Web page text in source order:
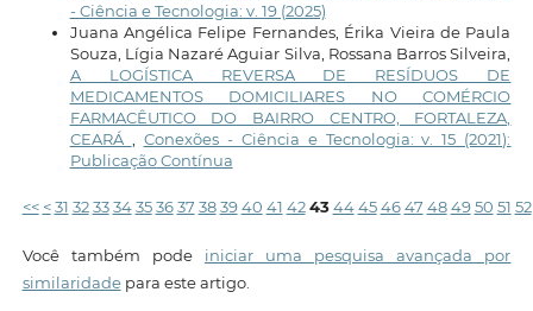
- Ciência e Tecnologia: v. 19 (2025)
Juana Angélica Felipe Fernandes, Érika Vieira de Paula
Souza, Lígia Nazaré Aguiar Silva, Rossana Barros Silveira,
A LOGÍSTICA REVERSA DE RESÍDUOS DE
MEDICAMENTOS DOMICILIARES NO COMÉRCIO
FARMACÊUTICO DO BAIRRO CENTRO, FORTALEZA,
CEARÁ
Conexões - Ciência e Tecnologia: v. 15 (2021):
Publicação Contínua
<< < 31 32 33 34 35 36 37 38 39 40 41 42 43 44 45 46 47 48 49 50 51 52
Você também pode iniciar uma pesquisa avançada por
similaridadepara este artigo.